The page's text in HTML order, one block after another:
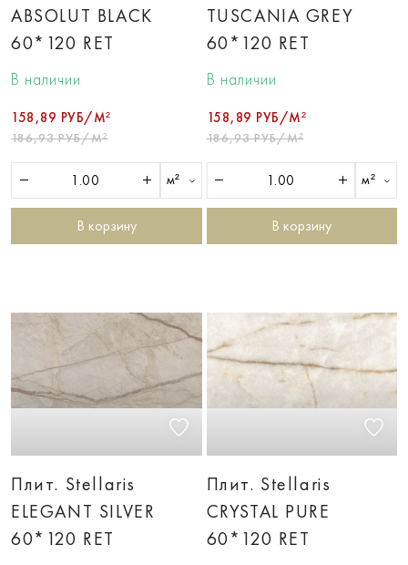
ABSOLUT BLACK
60*120 RET
В наличии
158,89 РУБ/М²
186,93 РУБ/М²
м²
В корзину
TUSCANIA GREY
60*120 RET
В наличии
158,89 РУБ/М²
186,93 РУБ/М²
м²
В корзину
Плит. Stellaris
ELEGANT SILVER
60*120 RET
Плит. Stellaris
CRYSTAL PURE
60*120 RET